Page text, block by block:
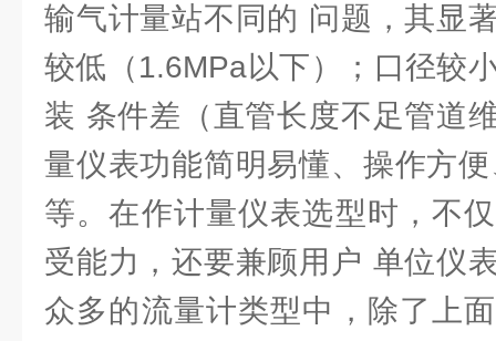
输气计量站不同的 问题，其显
较低（1.6MPa以下）；口径较
装 条件差（直管长度不足管道
量仪表功能简明易懂、操作方
等。在作计量仪表选型时，不
受能力，还要兼顾用户 单位仪
众多的流量计类型中，除了上